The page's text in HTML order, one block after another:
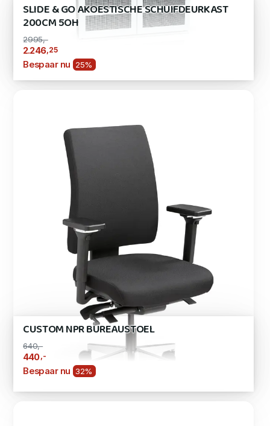
SLIDE & GO AKOESTISCHE SCHUIFDEURKAST
200CM 5OH
2995,-
2.246 ,25
Bespaar nu 25%
CUSTOM NPR BUREAUSTOEL
640,-
440,-
Bespaar nu 32%